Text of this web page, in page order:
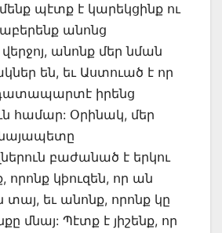
պէտք է կարեկցինք ու
անոնց
անոնք մեր նման
են, եւ Աստուած է որ
իրենց
համար: Օրինակ, մեր
բաժանած է երկու
որոնք կþուզեն, որ ան
եւ անոնք, որոնք կը
մնայ: Պէտք է յիշենք, որ